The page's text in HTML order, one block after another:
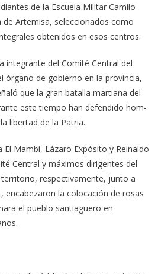
de la Escuela Militar Camilo
de Artemisa, seleccionados como
obtenidos en esos centros.
integrante del Comité Central del
órgano de gobierno en la provincia,
que la gran batalla martiana del
este tiempo han defendido hom­
libertad de la Patria.
Mambí, Lázaro Expósito y Reinaldo
Central y máximos dirigentes del
respectivamente, junto a
encabezaron la colocación de rosas
el pueblo santiaguero en